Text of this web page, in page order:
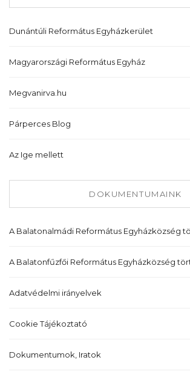
Dunántúli Református Egyházkerület
Magyarországi Református Egyház
Megvanirva.hu
Párperces Blog
Az Ige mellett
DOKUMENTUMAINK
A Balatonalmádi Református Egyházközség
A Balatonfűzfői Református Egyházközség
Adatvédelmi irányelvek
Cookie Tájékoztató
Dokumentumok, Iratok